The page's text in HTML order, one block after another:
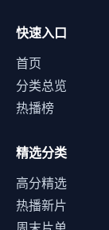
快速入口
首页
分类总览
热播榜
精选分类
高分精选
热播新片